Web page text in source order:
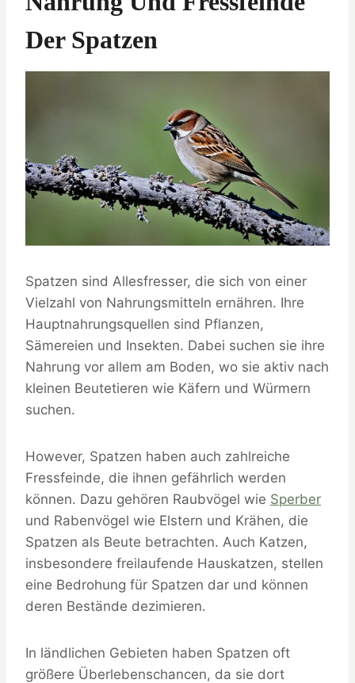
Der Spatzen
Spatzen sind Allesfresser, die sich von einer
Vielzahl von Nahrungsmitteln ernähren. Ihre
Hauptnahrungsquellen sind Pflanzen,
Sämereien und Insekten. Dabei suchen sie ihre
Nahrung vor allem am Boden, wo sie aktiv nach
kleinen Beutetieren wie Käfern und Würmern
suchen.
However, Spatzen haben auch zahlreiche
Fressfeinde, die ihnen gefährlich werden
können. Dazu gehören Raubvögel wie Sperber
und Rabenvögel wie Elstern und Krähen, die
Spatzen als Beute betrachten. Auch Katzen,
insbesondere freilaufende Hauskatzen, stellen
eine Bedrohung für Spatzen dar und können
deren Bestände dezimieren.
In ländlichen Gebieten haben Spatzen oft
größere Überlebenschancen, da sie dort